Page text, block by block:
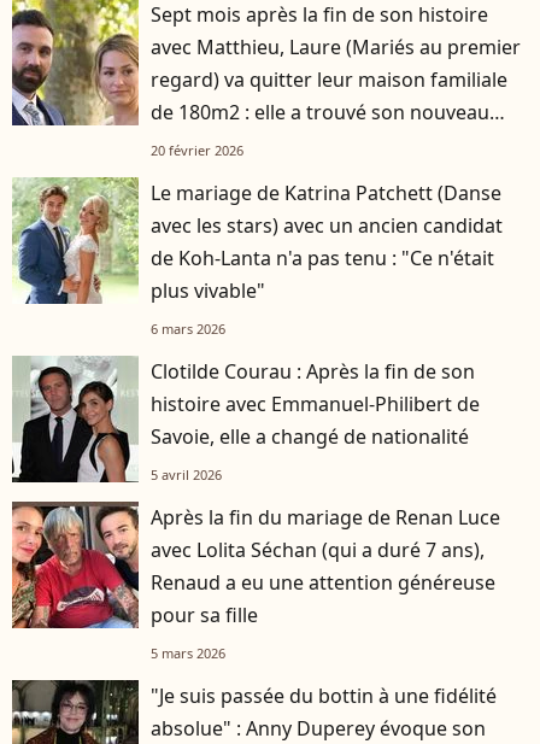
Sept mois après la fin de son histoire
avec Matthieu, Laure (Mariés au premier
regard) va quitter leur maison familiale
de 180m2 : elle a trouvé son nouveau
logement
20 février 2026
Le mariage de Katrina Patchett (Danse
avec les stars) avec un ancien candidat
de Koh-Lanta n'a pas tenu : "Ce n'était
plus vivable"
6 mars 2026
Clotilde Courau : Après la fin de son
histoire avec Emmanuel-Philibert de
Savoie, elle a changé de nationalité
5 avril 2026
Après la fin du mariage de Renan Luce
avec Lolita Séchan (qui a duré 7 ans),
Renaud a eu une attention généreuse
pour sa fille
5 mars 2026
"Je suis passée du bottin à une fidélité
absolue" : Anny Duperey évoque son